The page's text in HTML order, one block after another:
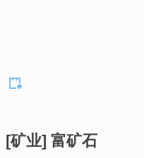
[矿业] 富矿石